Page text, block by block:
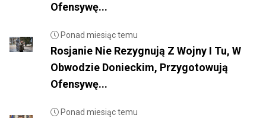
Ofensywę...
Ponad miesiąc temu
Rosjanie Nie Rezygnują Z Wojny I Tu, W
Obwodzie Donieckim, Przygotowują
Ofensywę...
Ponad miesiąc temu